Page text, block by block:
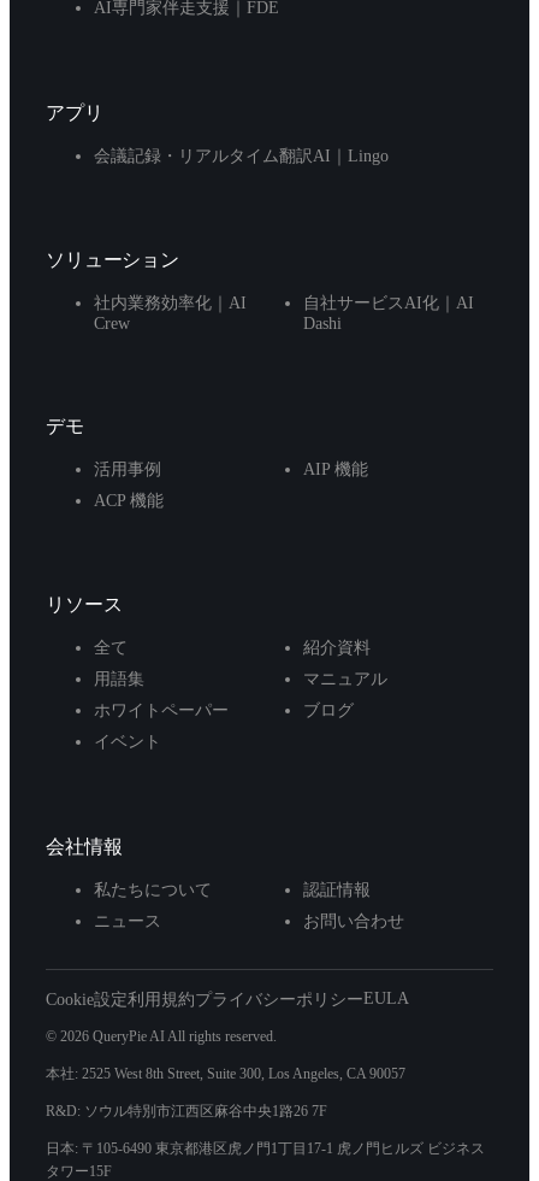
AI専門家伴走支援｜FDE
アプリ
会議記録・リアルタイム翻訳AI｜Lingo
ソリューション
社内業務効率化｜AI
Crew
自社サービスAI化｜AI
Dashi
デモ
活用事例
AIP 機能
ACP 機能
リソース
全て
紹介資料
用語集
マニュアル
ホワイトペーパー
ブログ
イベント
会社情報
私たちについて
認証情報
ニュース
お問い合わせ
Cookie設定利用規約プライバシーポリシーEULA
© 2026 QueryPie AI All rights reserved.
本社: 2525 West 8th Street, Suite 300, Los Angeles, CA 90057
R&D: ソウル特別市江西区麻谷中央1路26 7F
日本: 〒105-6490 東京都港区虎ノ門1丁目17-1 虎ノ門ヒルズ ビジネス
タワー15F